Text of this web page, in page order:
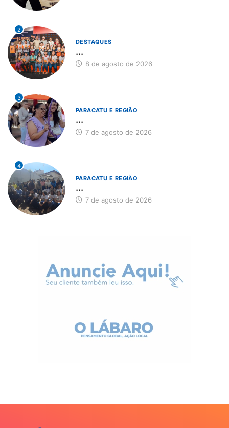
2
DESTAQUES
...
8 de agosto de 2026
3
PARACATU E REGIÃO
...
7 de agosto de 2026
4
PARACATU E REGIÃO
...
7 de agosto de 2026